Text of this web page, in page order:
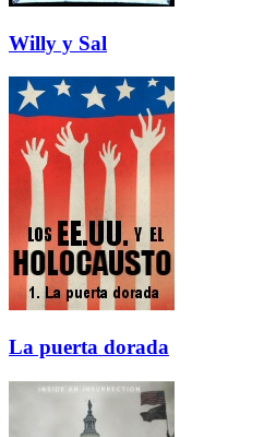
Willy y Sal
La puerta dorada